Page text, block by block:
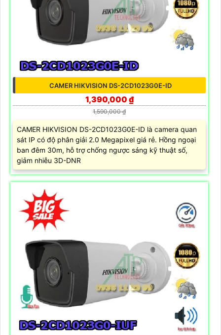
CAMER HIKVISION DS-2CD1023G0E-ID
1,390,000 ₫
1,590,000 ₫
CAMER HIKVISION DS-2CD1023G0E-ID là camera quan
sát IP có độ phân giải 2.0 Megapixel giá rẻ. Hồng ngoại
ban đêm 30m, hỗ trợ chống ngược sáng kỹ thuật số,
giảm nhiễu 3D-DNR